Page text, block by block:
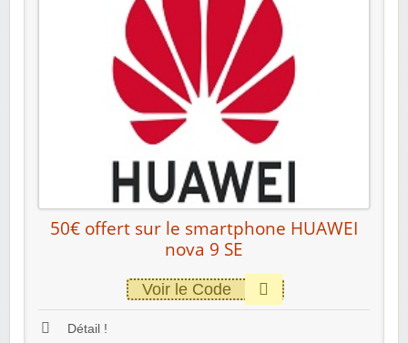
50€ offert sur le smartphone HUAWEI
nova 9 SE
Voir le Code
Détail !